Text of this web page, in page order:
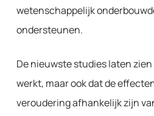
wetenschappelijk
ondersteunen.
De nieuwste studies laten
werkt, maar ook dat de
veroudering afhankelijk zijn